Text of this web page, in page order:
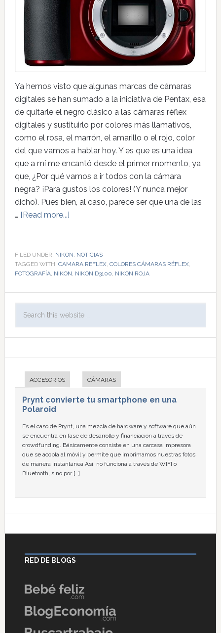
Ya hemos visto que algunas marcas de cámaras
digitales se han sumado a la iniciativa de Pentax, esa
de quitarle el negro clásico a las cámaras réflex
digitales y sustituirlo por colores más llamativos,
como el rosa, el marrón, el amarillo o el rojo, color
del que vamos a hablar hoy. Y es que es una idea
que a mí me encantó desde el primer momento, ya
que, ¿Por qué vamos a ir todos con la cámara
negra? ¡Para gustos los colores! (Y nunca mejor
dicho). Pues bien, al caso, parece ser que una de las
… [Read more...]
FILED UNDER: NIKON, NOTICIAS
TAGGED WITH: CAMARA REFLEX, COLORES CÁMARAS RÉFLEX,
FOTOGRAFÍA, NIKON, NIKON D3100, NIKON ROJA
ACCESORIOS CÁMARAS
Prynt convierte tu smartphone en una
Polaroid
Es el caso de Prynt, una mezcla de hardware y software que aún
se encuentra en fase de desarrollo y financiación a través de
crowdfunding. Básicamente consiste en una carcasa impresora
que se acopla al móvil y permite que imprimamos nuestras fotos
de manera instantánea.Así, no funciona a través de WIFI o
Bluetooth, sino por […]
RED DE BLOGS